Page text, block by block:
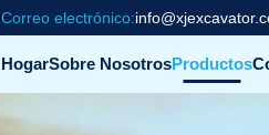
Correo electrónico:
HogarSobre NosotrosProductos